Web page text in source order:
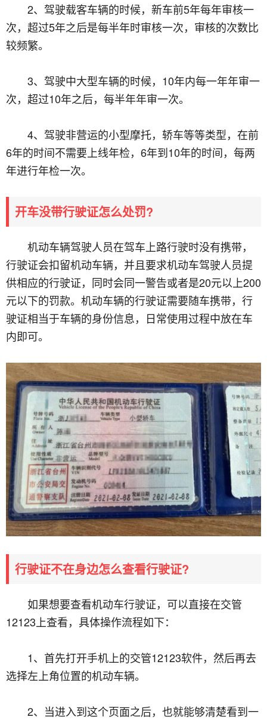
2、驾驶载客车辆的时候，新车前5年每年审核一
次，超过5年之后是每半年时审核一次，审核的次数比
较频繁。
3、驾驶中大型车辆的时候，10年内每一年年审一
次，超过10年之后，每半年年审一次。
4、驾驶非营运的小型摩托，轿车等等类型，在前
6年的时间不需要上线年检，6年到10年的时间，每两
年进行年检一次。
开车没带行驶证怎么处罚?
机动车辆驾驶人员在驾车上路行驶时没有携带，
行驶证会扣留机动车辆，并且要求机动车驾驶人员提
供相应的行驶证，同时会同一警告或者是20元以上200
元以下的罚款。机动车辆的行驶证需要随车携带，行
驶证相当于车辆的身份信息，日常使用过程中放在车
内即可。
行驶证不在身边怎么查看行驶证?
如果想要查看机动车行驶证，可以直接在交管
12123上查看，具体操作流程如下：
1、首先打开手机上的交管12123软件，然后再去
选择左上角位置的机动车辆。
2、当进入到这个页面之后，也就能够清楚看到一